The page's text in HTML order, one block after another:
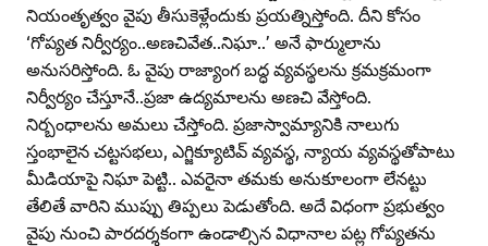
నియంతృత్వం వైపు తీసుకెళ్లేందుకు ప్రయత్నిస్తోంది. దీని కోసం
‘గోప్యత నిర్వీర్యం..అణచివేత..నిఘా..’ అనే ఫార్ములాను
అనుసరిస్తోంది. ఓ వైపు రాజ్యాంగ బద్ధ వ్యవస్థలను క్రమక్రమంగా
నిర్వీర్యం చేస్తూనే..ప్రజా ఉద్యమాలను అణచి వేస్తోంది.
నిర్బంధాలను అమలు చేస్తోంది. ప్రజాస్వామ్యానికి నాలుగు
స్తంభాలైన చట్టసభలు, ఎగ్జిక్యూటివ్‌ వ్యవస్థ, న్యాయ వ్యవస్థతోపాటు
మీడియాపై నిఘా పెట్టి.. ఎవరైనా తమకు అనుకూలంగా లేనట్టు
తేలితే వారిని ముప్పు తిప్పలు పెడుతోంది. అదే విధంగా ప్రభుత్వం
వైపు నుంచి పారదర్శకంగా ఉండాల్సిన విధానాల పట్ల గోప్యతను